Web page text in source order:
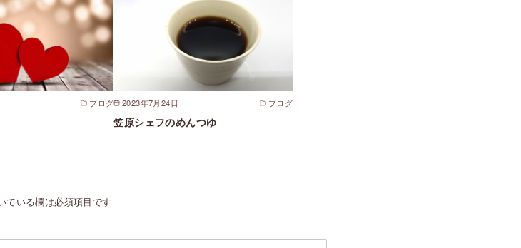
ブログ 2023年7月24日 ブログ
笠原シェフのめんつゆ
ている欄は必須項目です